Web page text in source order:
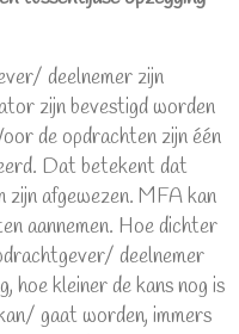
deelnemer zijn
zijn bevestigd worden
de opdrachten zijn één
Dat betekent dat
afgewezen. MFA kan
aannemen. Hoe dichter
deelnemer
hoe kleiner de kans nog is
gaat worden, immers